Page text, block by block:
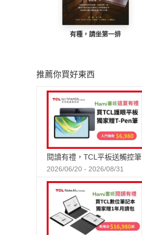
有種，請坐第一排
推薦你買好東西
閱讀有禮，TCL平板送觸控筆
2026/06/20 - 2026/08/31